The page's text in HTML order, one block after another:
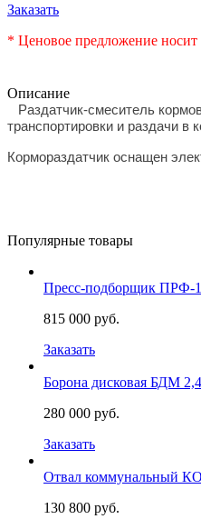
Заказать
* Ценовое предложение
Описание
Раздатчик-смеситель
транспортировки и раздачи в
Кормораздатчик оснащен
Популярные товары
Пресс-подборщик ПРФ-
815 000 руб.
Заказать
Борона дисковая БДМ
280 000 руб.
Заказать
Отвал коммунальный
130 800 руб.